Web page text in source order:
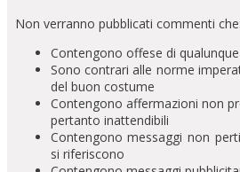
Non verranno pubblicati commenti che:
Contengono offese di
Sono contrari alle norme
del buon costume
Contengono affermazioni non
pertanto inattendibili
Contengono messaggi non
si riferiscono